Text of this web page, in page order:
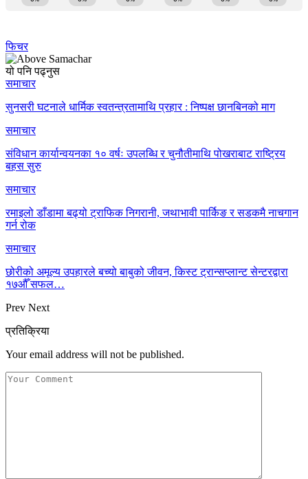
फिचर
यो पनि पढ्नुस
समाचार
सुनसरी घटनाले धार्मिक स्वतन्त्रतामाथि प्रहार : निष्पक्ष छानबिनको माग
समाचार
संविधान कार्यान्वयनका १० वर्षः उपलब्धि र चुनौतीमाथि पोखराबाट राष्ट्रिय
बहस सुरु
समाचार
रमाइलो डाँडामा बढ्यो ट्राफिक निगरानी, जथाभावी पार्किङ र सडकमै नाचगान
गर्न रोक
समाचार
छोरीको अमूल्य उपहारले बच्यो बाबुको जीवन, किस्ट ट्रान्सप्लान्ट सेन्टरद्वारा
१७औँ सफल…
Prev Next
प्रतिक्रिया
Your email address will not be published.